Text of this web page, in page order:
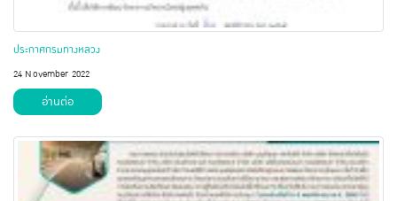
ประกาศกรมทางหลวง
24 November 2022
อ่านต่อ